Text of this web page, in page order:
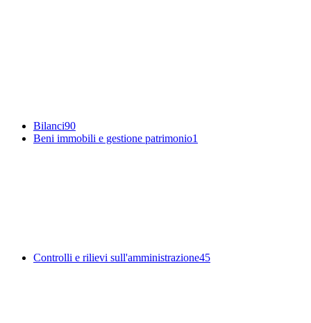
Bilanci90
Beni immobili e gestione patrimonio1
Controlli e rilievi sull'amministrazione45